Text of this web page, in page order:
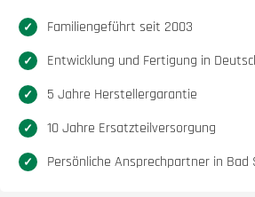
Familiengeführt seit 2003
Entwicklung und Fertigung in
5 Jahre Herstellergarantie
10 Jahre Ersatzteilversorgung
Persönliche Ansprechpartner in Bad